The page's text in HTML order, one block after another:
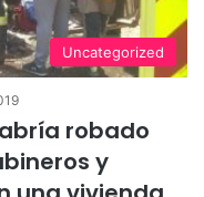
Uncategorized
robado
y